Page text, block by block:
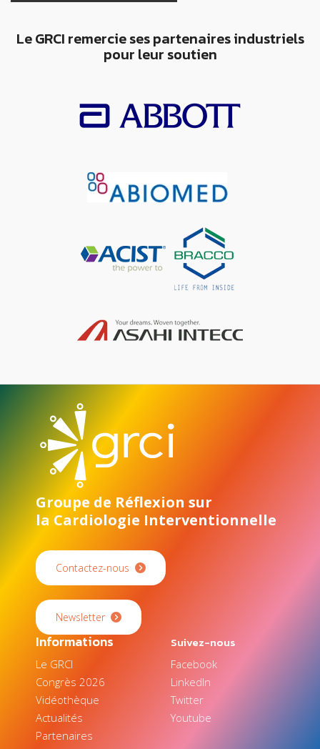
Le GRCI remercie ses partenaires industriels
pour leur soutien
Groupe de Réflexion sur
la Cardiologie Interventionnelle
Contactez-nous
Newsletter
Informations
Le GRCI
Congrès 2026
Vidéothèque
Actualités
Partenaires
Suivez-nous
Facebook
LinkedIn
Twitter
Youtube